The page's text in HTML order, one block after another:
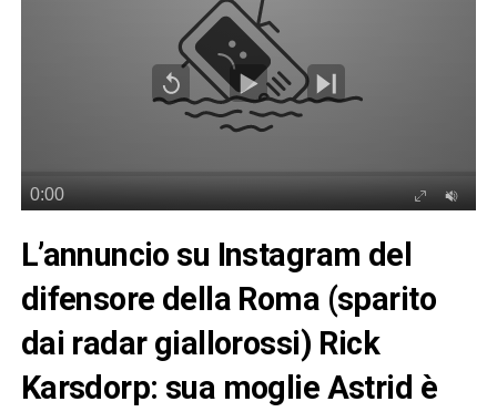
L’annuncio su Instagram del
difensore della Roma (sparito
dai radar giallorossi) Rick
Karsdorp: sua moglie Astrid è